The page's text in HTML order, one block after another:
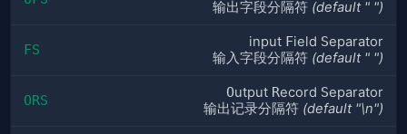
输出字段分隔符 (default " ")
FS input Field Separator
输入字段分隔符 (default " ")
ORS
Output Record Separator
输出记录分隔符 (default "\n")